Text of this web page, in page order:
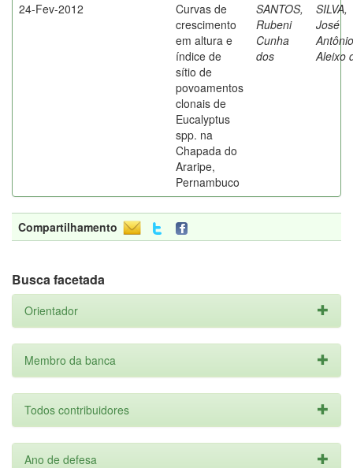
24-Fev-2012
Curvas de
crescimento
em altura e
índice de
sítio de
povoamentos
clonais de
Eucalyptus
spp. na
Chapada do
Araripe,
Pernambuco
SANTOS,
Rubeni
Cunha
dos
SILVA,
José
Antônio
Aleixo
Compartilhamento
Busca facetada
Orientador
Membro da banca
Todos contribuidores
Ano de defesa